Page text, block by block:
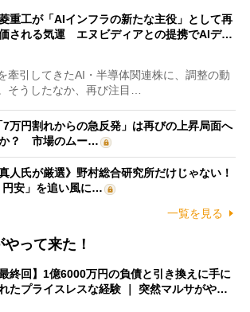
重工が「AIインフラの新たな主役」として再
される気運 エヌビディアとの提携でAIデ…
牽引してきたAI・半導体関連株に、調整の動
そうしたなか、再び注目…
7万円割れからの急反発」は再びの上昇局面へ
か？ 市場のムー…
人氏が厳選》野村総合研究所だけじゃない！
円安」を追い風に…
一覧を見る
って来た！
最終回】1億6000万円の負債と引き換えに手に
たプライスレスな経験 ｜ 突然マルサがや…